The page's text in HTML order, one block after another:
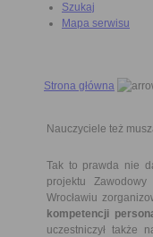
Szukaj
Mapa serwisu
Strona główna
Nauczyciele też
Tak to prawda nie
projektu
Wrocławiu
kompetencji
uczestniczył także